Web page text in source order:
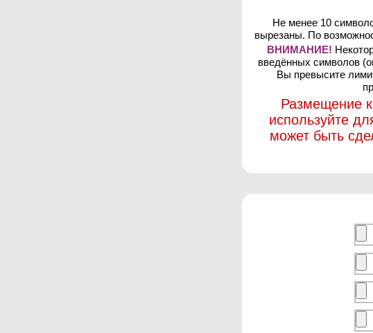
Не менее 10
вырезаны. По
ВНИМАНИЕ!
введённых символов
Вы превысите
Размещение
используйте
может быть